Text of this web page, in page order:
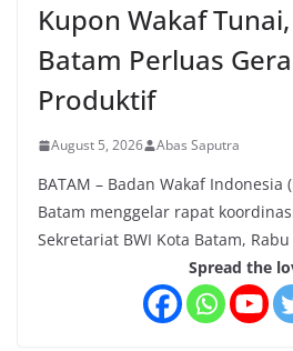
Kupon Wakaf
Batam Perluas
Produktif
August 5, 2026 Abas Saputra
BATAM – Badan Wakaf Indonesia
Batam menggelar rapat
Sekretariat BWI Kota Batam,
Spread the